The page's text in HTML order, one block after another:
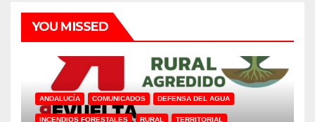
YOU MISSED
ANDALUCÍA COMUNICADOS DEFENSA DEL AGUA
INCENDIOS FORESTALES RURAL TERRITORIAL